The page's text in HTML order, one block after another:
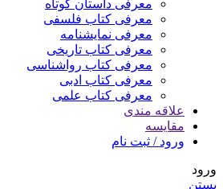
معرفی داستان کوتاه
معرفی کتاب فلسفی
معرفی نمایشنامه
معرفی کتاب تاریخی
معرفی کتاب رواشناسی
معرفی کتاب ادبی
معرفی کتاب علمی
علاقه مندی
مقایسه
ورود / ثبت نام
ورود
بستن